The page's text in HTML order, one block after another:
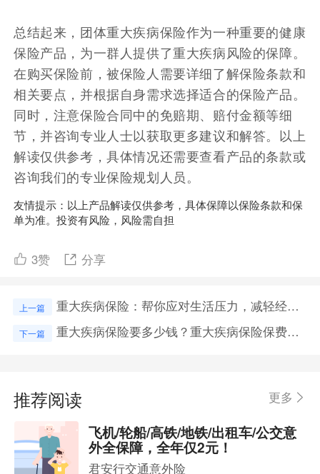
总结起来，团体重大疾病保险作为一种重要的健康
保险产品，为一群人提供了重大疾病风险的保障。
在购买保险前，被保险人需要详细了解保险条款和
相关要点，并根据自身需求选择适合的保险产品。
同时，注意保险合同中的免赔期、赔付金额等细
节，并咨询专业人士以获取更多建议和解答。以上
解读仅供参考，具体情况还需要查看产品的条款或
咨询我们的专业保险规划人员。
友情提示：以上产品解读仅供参考，具体保障以保险条款和保
单为准。投资有风险，风险需自担
3赞 分享
上一篇 重大疾病保险：帮你应对生活压力，减轻经济负担，选择适合你的保障计划!
下一篇 重大疾病保险要多少钱？重大疾病保险保费计算
推荐阅读 更多
飞机/轮船/高铁/地铁/出租车/公交意
外全保障，全年仅2元！
君安行交通意外险